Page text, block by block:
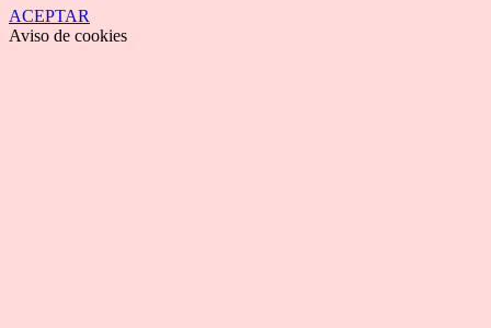
ACEPTAR
Aviso de cookies